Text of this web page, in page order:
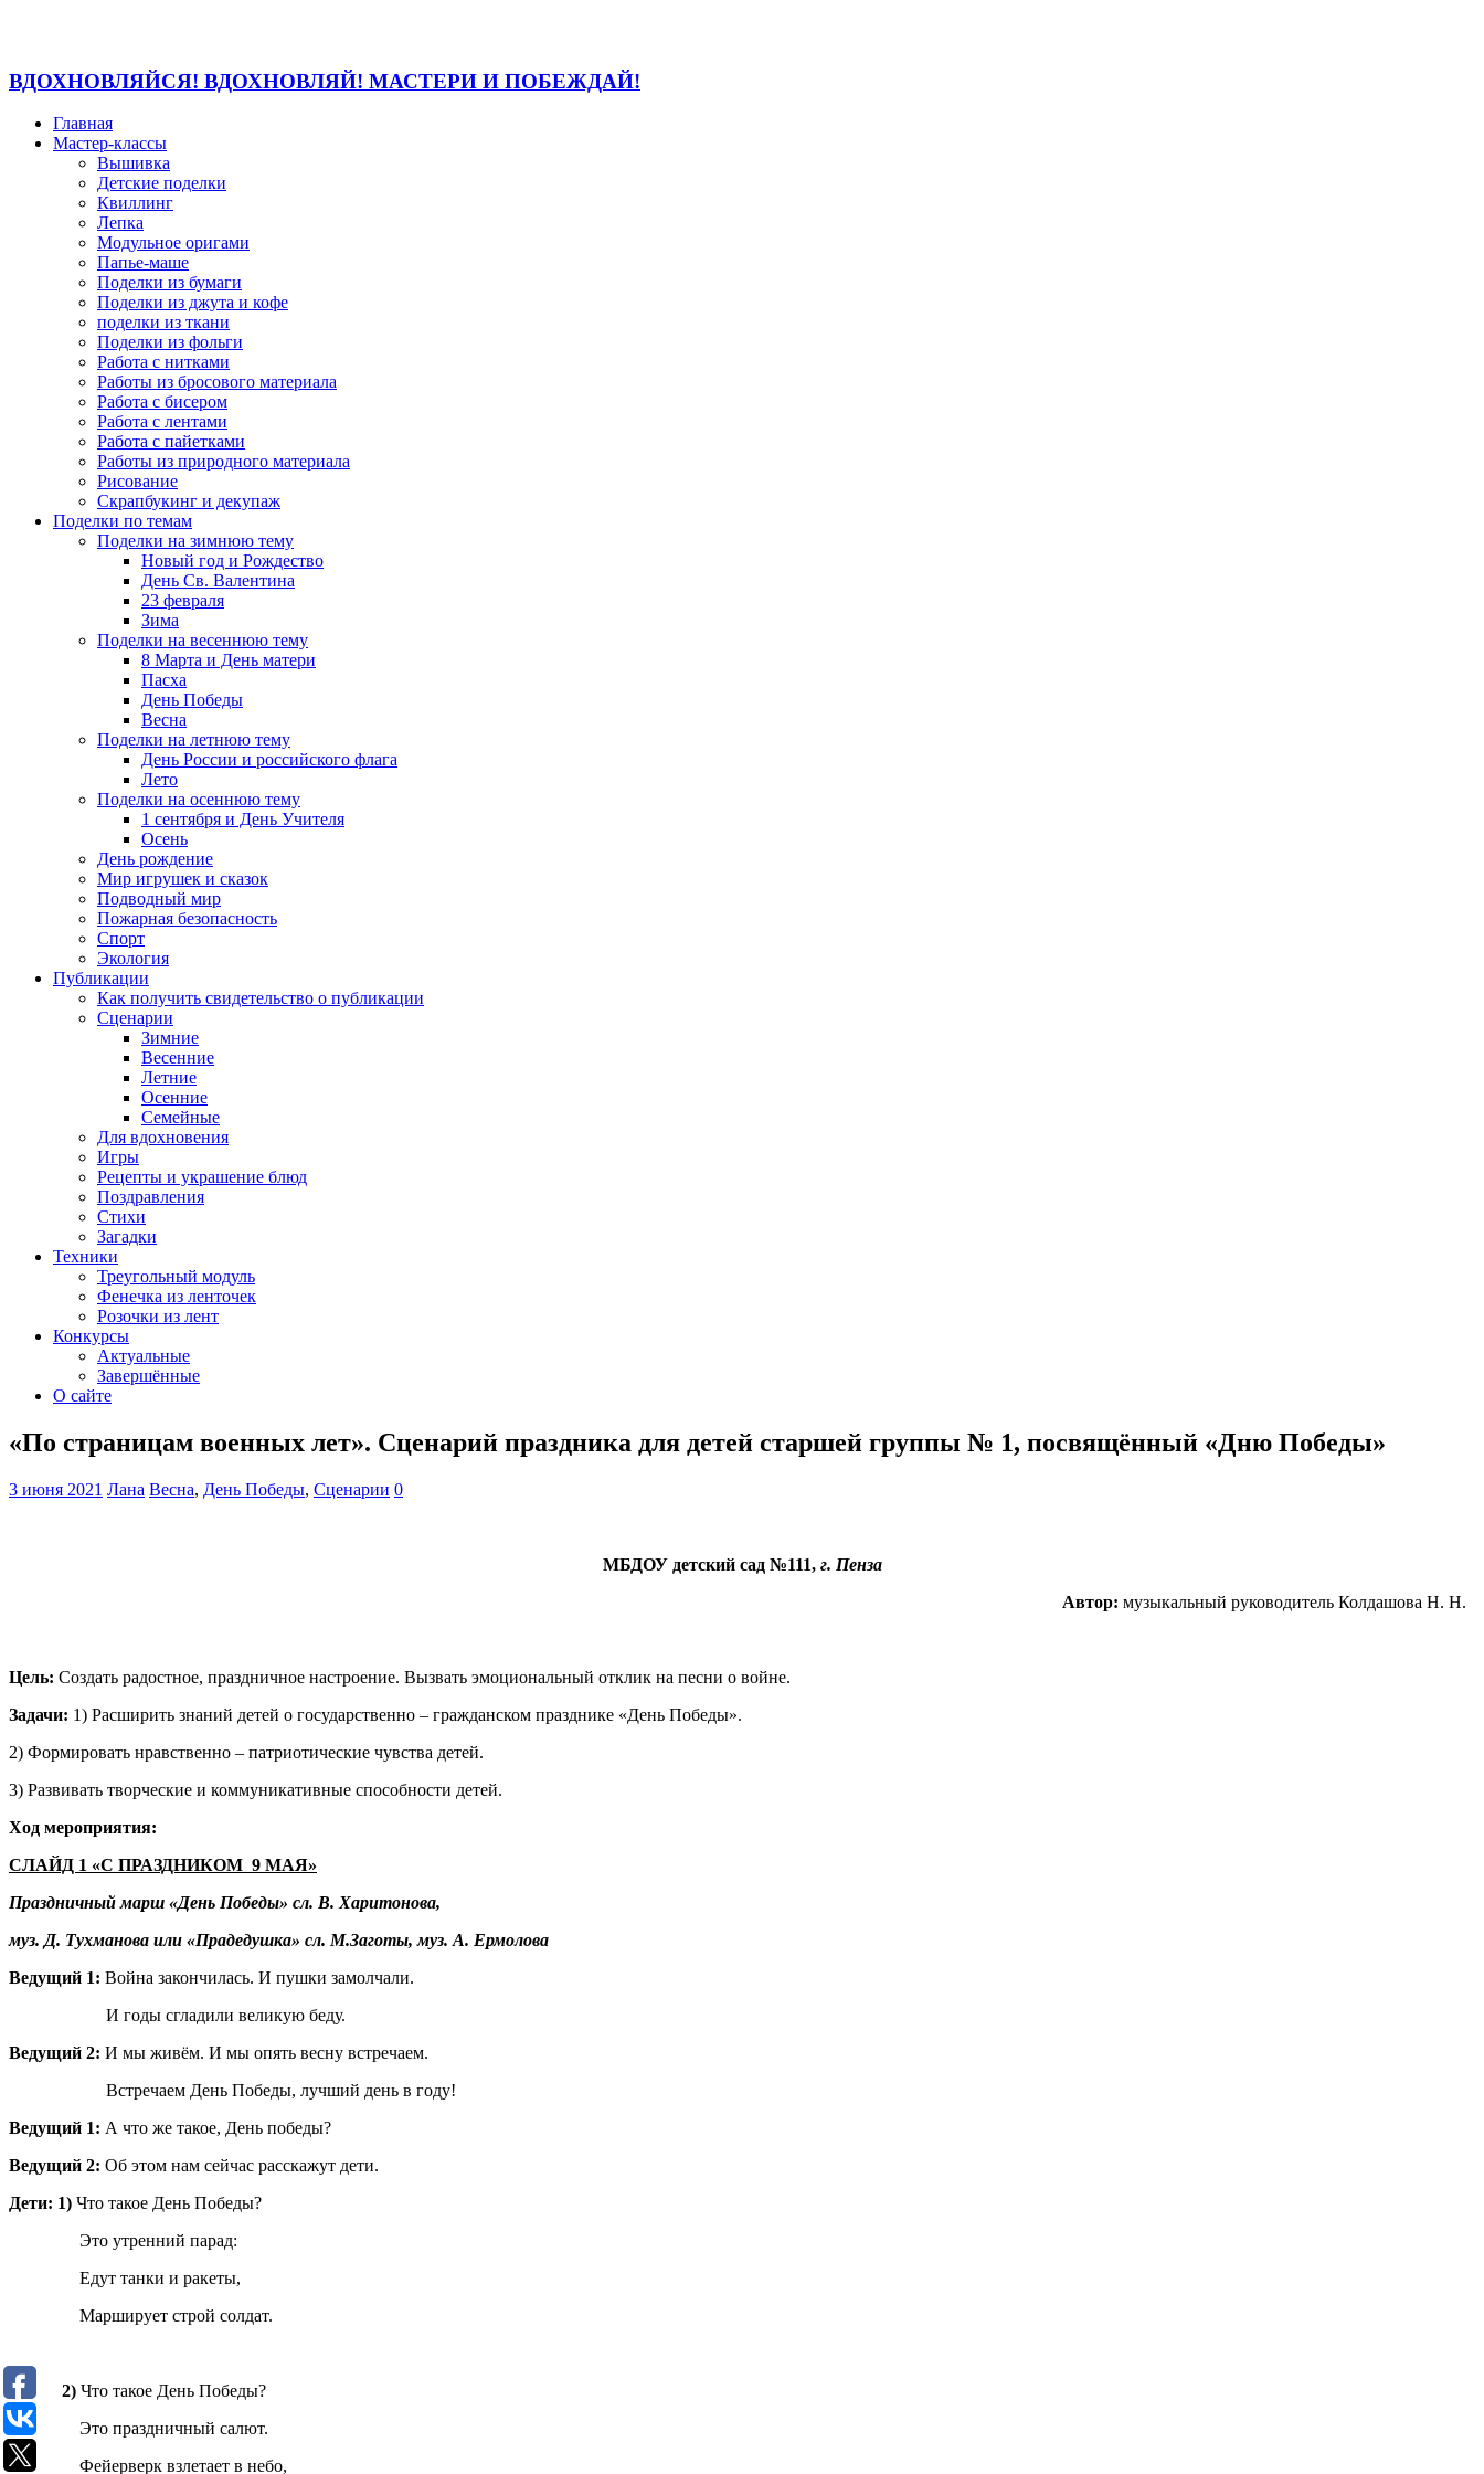
ВДОХНОВЛЯЙСЯ! ВДОХНОВЛЯЙ! МАСТЕРИ И ПОБЕЖДАЙ!
Главная
Мастер-классы
Вышивка
Детские поделки
Квиллинг
Лепка
Модульное оригами
Папье-маше
Поделки из бумаги
Поделки из джута и кофе
поделки из ткани
Поделки из фольги
Работа с нитками
Работы из бросового материала
Работа с бисером
Работа с лентами
Работа с пайетками
Работы из природного материала
Рисование
Скрапбукинг и декупаж
Поделки по темам
Поделки на зимнюю тему
Новый год и Рождество
День Св. Валентина
23 февраля
Зима
Поделки на весеннюю тему
8 Марта и День матери
Пасха
День Победы
Весна
Поделки на летнюю тему
День России и российского флага
Лето
Поделки на осеннюю тему
1 сентября и День Учителя
Осень
День рождение
Мир игрушек и сказок
Подводный мир
Пожарная безопасность
Спорт
Экология
Публикации
Как получить свидетельство о публикации
Сценарии
Зимние
Весенние
Летние
Осенние
Семейные
Для вдохновения
Игры
Рецепты и украшение блюд
Поздравления
Стихи
Загадки
Техники
Треугольный модуль
Фенечка из ленточек
Розочки из лент
Конкурсы
Актуальные
Завершённые
О сайте
«По страницам военных лет». Сценарий праздника для детей старшей группы № 1, посвящённый «Дню Победы»
3 июня 2021 Лана Весна, День Победы, Сценарии 0
МБДОУ детский сад №111, г. Пенза
Автор: музыкальный руководитель Колдашова Н. Н.
Цель: Создать радостное, праздничное настроение. Вызвать эмоциональный отклик на песни о войне.
Задачи: 1) Расширить знаний детей о государственно – гражданском празднике «День Победы».
2) Формировать нравственно – патриотические чувства детей.
3) Развивать творческие и коммуникативные способности детей.
Ход мероприятия:
СЛАЙД 1 «С ПРАЗДНИКОМ 9 МАЯ»
Праздничный марш «День Победы» сл. В. Харитонова,
муз. Д. Тухманова или «Прадедушка» сл. М.Заготы, муз. А. Ермолова
Ведущий 1: Война закончилась. И пушки замолчали.
И годы сгладили великую беду.
Ведущий 2: И мы живём. И мы опять весну встречаем.
Встречаем День Победы, лучший день в году!
Ведущий 1: А что же такое, День победы?
Ведущий 2: Об этом нам сейчас расскажут дети.
Дети: 1) Что такое День Победы?
Это утренний парад:
Едут танки и ракеты,
Марширует строй солдат.
2) Что такое День Победы?
Это праздничный салют.
Фейерверк взлетает в небо,